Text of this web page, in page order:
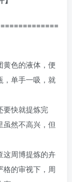
黄色的液体，便
，单手一吸，就
要快就提炼完
虽然不高兴，但
这周博提炼的卉
格的审视下，周